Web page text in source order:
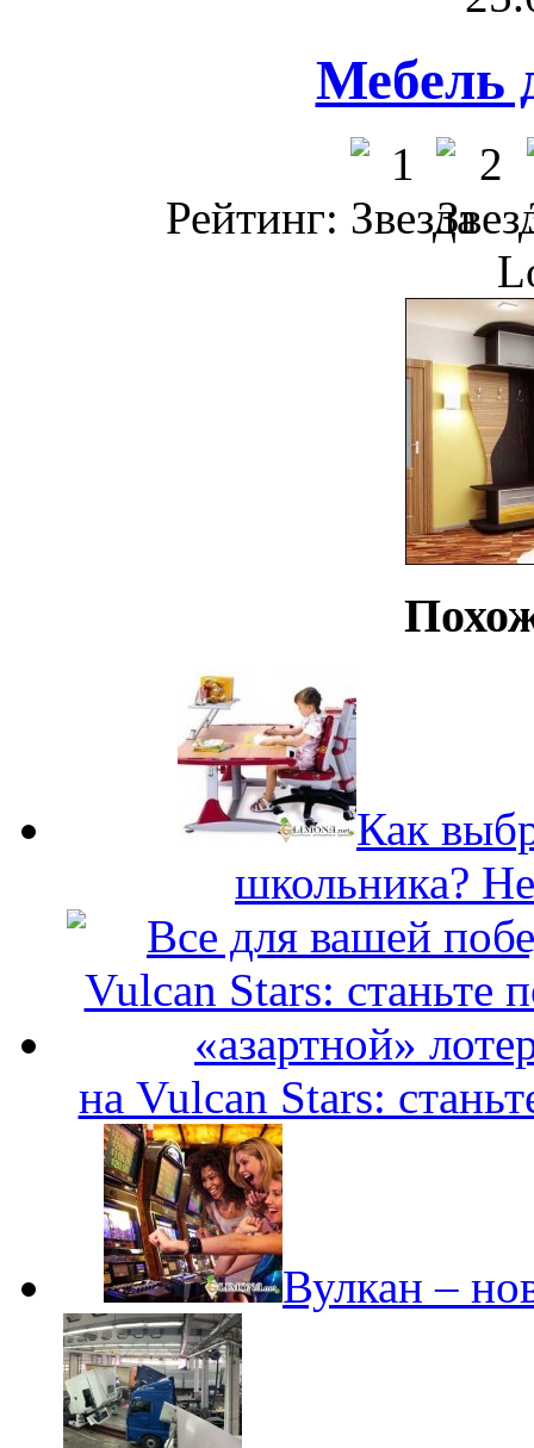
Мебель
Рейтинг:
Как
школьника?
на Vulcan Stars:
Вулкан –